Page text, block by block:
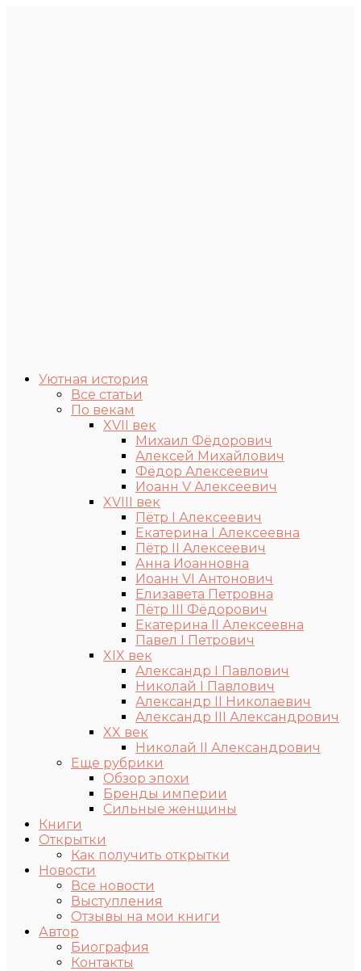
Уютная история
Все статьи
По векам
XVII век
Михаил Фёдорович
Алексей Михайлович
Фёдор Алексеевич
Иоанн V Алексеевич
XVIII век
Пётр I Алексеевич
Екатерина I Алексеевна
Пётр II Алексеевич
Анна Иоанновна
Иоанн VI Антонович
Елизавета Петровна
Пётр III Фёдорович
Екатерина II Алексеевна
Павел I Петрович
XIX век
Александр I Павлович
Николай I Павлович
Александр II Николаевич
Александр III Александрович
XX век
Николай II Александрович
Еще рубрики
Обзор эпохи
Бренды империи
Сильные женщины
Книги
Открытки
Как получить открытки
Новости
Все новости
Выступления
Отзывы на мои книги
Автор
Биография
Контакты